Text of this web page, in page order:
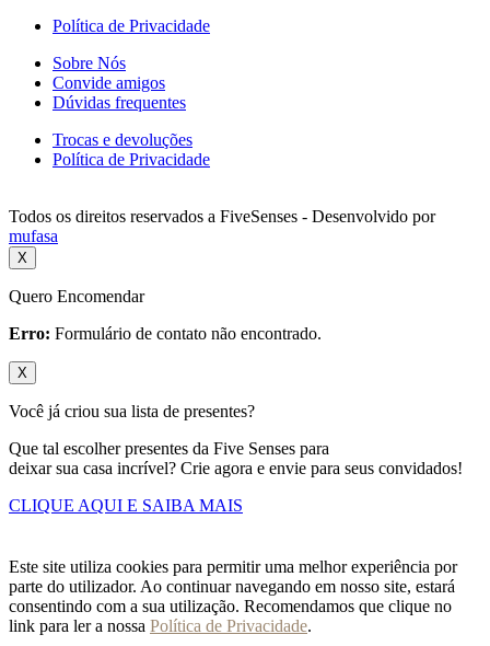
Política de Privacidade
Sobre Nós
Convide amigos
Dúvidas frequentes
Trocas e devoluções
Política de Privacidade
Todos os direitos reservados a FiveSenses - Desenvolvido por
mufasa
X
Quero Encomendar
Erro: Formulário de contato não encontrado.
X
Você já criou sua lista de presentes?
Que tal escolher presentes da Five Senses para
deixar sua casa incrível? Crie agora e envie para seus convidados!
CLIQUE AQUI E SAIBA MAIS
Este site utiliza cookies para permitir uma melhor experiência por
parte do utilizador. Ao continuar navegando em nosso site, estará
consentindo com a sua utilização. Recomendamos que clique no
link para ler a nossa Política de Privacidade.